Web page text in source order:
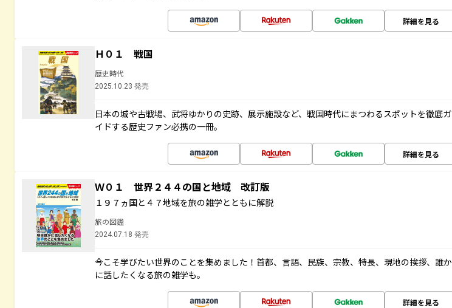
詳細を見る
Ｈ０１ 戦国
歴史時代
2025.10.23 発売
日本の城や古戦場、武将ゆかりの史跡、展示施設など、戦国時代にまつわるスポットを徹底ガ
イドする歴史ファン必携の一冊。
詳細を見る
Ｗ０１ 世界２４４の国と地域 改訂版
１９７ヵ国と４７地域を旅の雑学とともに解説
旅の図鑑
2024.07.18 発売
今こそ学びたい世界のことを集めました！首都、言語、民族、宗教、特長、現地の挨拶、誰か
に話したくなる旅の雑学も。
詳細を見る